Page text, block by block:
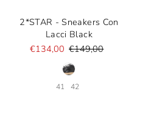
2*STAR - Sneakers Con
Lacci Black
€134,00 €149,00
41 42